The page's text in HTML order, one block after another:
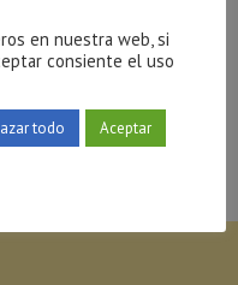
cuenta
en nuestra web, si
consiente el uso
todo Aceptar